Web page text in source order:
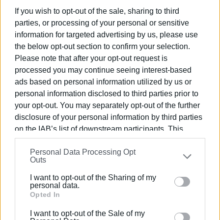
If you wish to opt-out of the sale, sharing to third
parties, or processing of your personal or sensitive
information for targeted advertising by us, please use
the below opt-out section to confirm your selection.
Please note that after your opt-out request is
processed you may continue seeing interest-based
ads based on personal information utilized by us or
personal information disclosed to third parties prior to
your opt-out. You may separately opt-out of the further
disclosure of your personal information by third parties
on the IAB’s list of downstream participants. This
information may also be disclosed by us to third parties
on theIAB’s List of Downstream Participants
that may
further disclose it to other third parties.
Please note that this website/app uses one or more
Google services and may gather and store information
behaviour. You may click to grant or deny consent to
Personal Data Processing Opt
Outs
I want to opt-out of the Sharing of my
personal data.
Opted In
I want to opt-out of the Sale of my
ασκήσουμε τα καθήκοντά μας με διαφάνεια,
αποτελεσματικότητα και ειλικρινή διάθεση προσφοράς
προς το σωματείο.
Ευχόμαστε στο νέο Διοικητικό Συμβούλιο καλή
επιτυχία στο έργο του.
Με εκτίμηση
Φώτης Σκλαβούνος Αναστάσιος Ρώσσης
Χαράλαμπος Στογιάννος
Μέλος Δ.Σ.
Η επόμενη συνεδρίαση του Δ.Σ. του Ολύμπου έχει
προγραμματιστεί να γίνει την Πέμπτη 10 Ιουλίου στις
8.30μ.μ. και λογικά θα παρθεί απόφαση για τις